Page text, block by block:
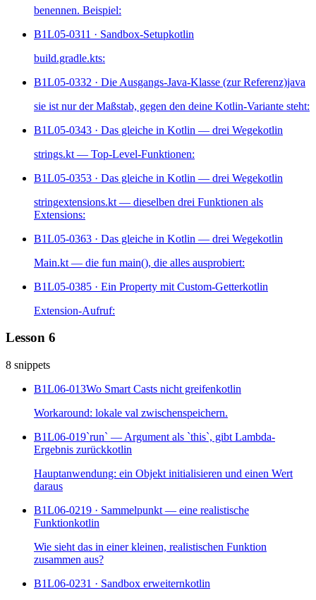
benennen. Beispiel:
B1L05-0311 · Sandbox-Setupkotlin
build.gradle.kts:
B1L05-0332 · Die Ausgangs-Java-Klasse (zur Referenz)java
sie ist nur der Maßstab, gegen den deine Kotlin-Variante steht:
B1L05-0343 · Das gleiche in Kotlin — drei Wegekotlin
strings.kt — Top-Level-Funktionen:
B1L05-0353 · Das gleiche in Kotlin — drei Wegekotlin
stringextensions.kt — dieselben drei Funktionen als
Extensions:
B1L05-0363 · Das gleiche in Kotlin — drei Wegekotlin
Main.kt — die fun main(), die alles ausprobiert:
B1L05-0385 · Ein Property mit Custom-Getterkotlin
Extension-Aufruf:
Lesson 6
8 snippets
B1L06-013Wo Smart Casts nicht greifenkotlin
Workaround: lokale val zwischenspeichern.
B1L06-019`run` — Argument als `this`, gibt Lambda-
Ergebnis zurückkotlin
Hauptanwendung: ein Objekt initialisieren und einen Wert
daraus
B1L06-0219 · Sammelpunkt — eine realistische
Funktionkotlin
Wie sieht das in einer kleinen, realistischen Funktion
zusammen aus?
B1L06-0231 · Sandbox erweiternkotlin